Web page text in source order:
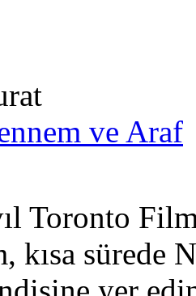
ve Araf
Toronto
kısa sürede